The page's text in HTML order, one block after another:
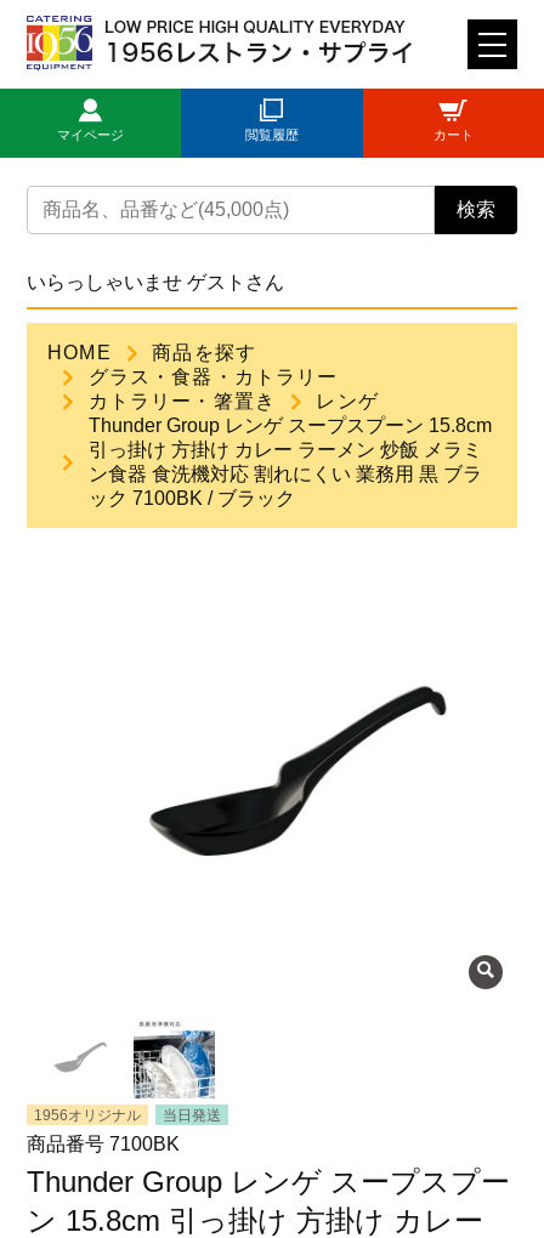
M
E
U
検索
マイページ 閲覧履歴 カート
トップページ
新規登録
商品一覧
ご利用ガイド
Instagram
プライバシーポリシー
特定商取引法に関する表示
いらっしゃいませ ゲストさん
HOME
商品を探す
グラス・食器・カトラリー
カトラリー・箸置き
レンゲ
Thunder Group レンゲ スープスプーン 15.8cm
引っ掛け 方掛け カレー ラーメン 炒飯 メラミ
ン食器 食洗機対応 割れにくい 業務用 黒 ブラ
ック 7100BK / ブラック
1956オリジナル 当日発送
商品番号 7100BK
Thunder Group レンゲ スープスプー
ン 15.8cm 引っ掛け 方掛け カレー